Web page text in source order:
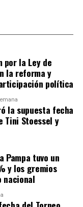
llegar a la
del cambio
que tenemos la
liderar este tipo
nos queda más
fueron las
ya se ha
de la
adaptación es
y que
que el
por la Ley de
la reforma y
política
la supuesta fecha
Tini Stoessel y
Pampa tuvo un
y los gremios
nacional